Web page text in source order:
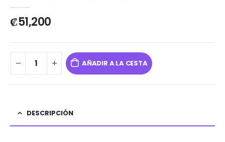
₡51,200
AÑADIR A LA CESTA
DESCRIPCIÓN